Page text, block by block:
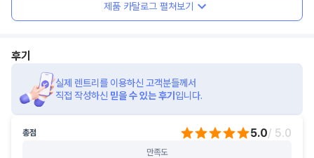
제품 카탈로그 펼쳐보기
후기
실제 렌트리를 이용하신 고객분들께서
직접 작성하신 믿을 수 있는 후기 입니다.
총점 5.0/ 5.0
만족도